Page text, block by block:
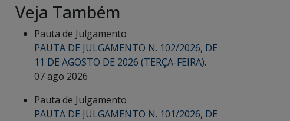
Veja Também
Pauta de Julgamento
PAUTA DE JULGAMENTO N. 102/2026, DE
11 DE AGOSTO DE 2026 (TERÇA-FEIRA).
07 ago 2026
Pauta de Julgamento
PAUTA DE JULGAMENTO N. 101/2026, DE